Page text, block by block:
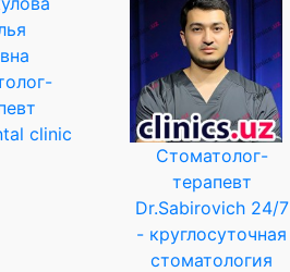
clinic
Стоматолог-
терапевт
Dr.Sabirovich 24/7
- круглосуточная
стоматология